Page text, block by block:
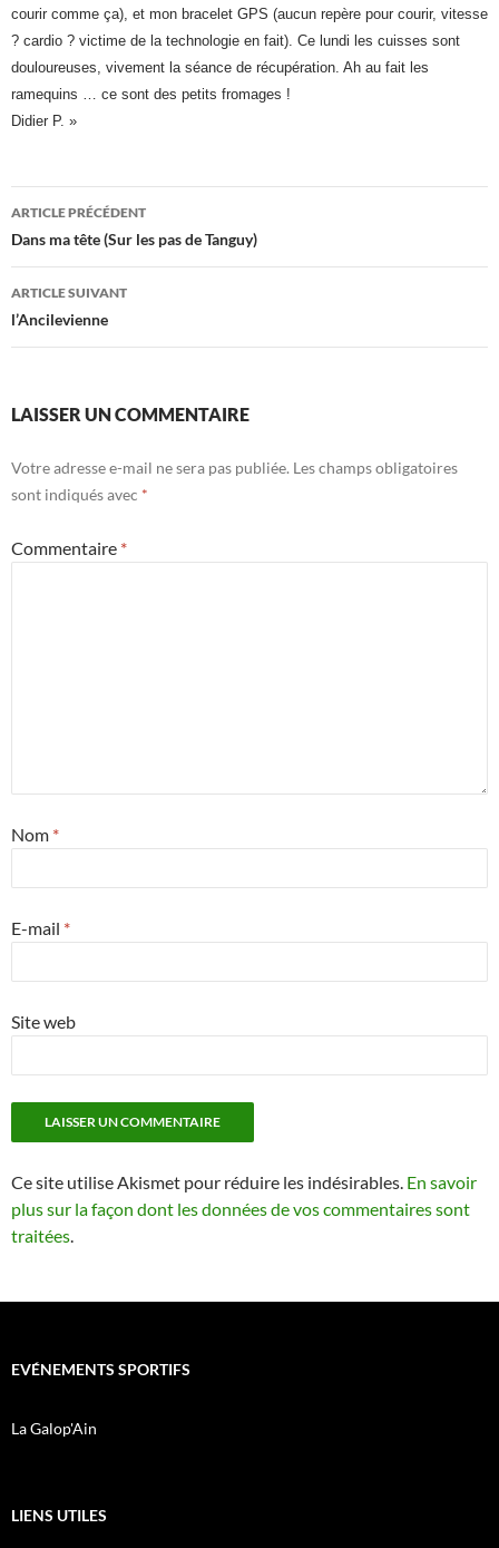
courir comme ça), et mon bracelet GPS (aucun repère pour courir, vitesse
? cardio ? victime de la technologie en fait). Ce lundi les cuisses sont
douloureuses, vivement la séance de récupération. Ah au fait les
ramequins … ce sont des petits fromages !
Didier P. »
Navigation
des
articles
ARTICLE PRÉCÉDENT
Dans ma tête (Sur les pas de Tanguy)
ARTICLE SUIVANT
l’Ancilevienne
LAISSER UN COMMENTAIRE
Votre adresse e-mail ne sera pas publiée. Les champs obligatoires
sont indiqués avec *
Commentaire *
Nom *
E-mail *
Site web
Ce site utilise Akismet pour réduire les indésirables. En savoir
plus sur la façon dont les données de vos commentaires sont
traitées.
EVÉNEMENTS SPORTIFS
La Galop'Ain
LIENS UTILES